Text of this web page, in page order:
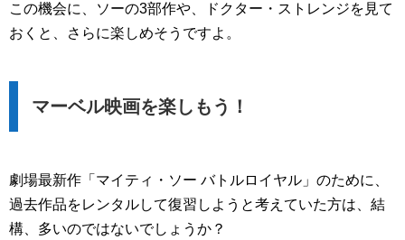
この機会に、ソーの3部作や、ドクター・ストレンジを見て
おくと、さらに楽しめそうですよ。
マーベル映画を楽しもう！
劇場最新作「マイティ・ソー バトルロイヤル」のために、
過去作品をレンタルして復習しようと考えていた方は、結
構、多いのではないでしょうか？